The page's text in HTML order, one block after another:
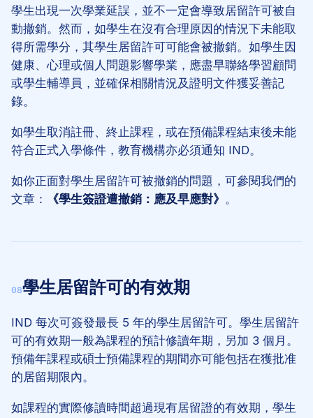
學生出現一次學業延誤，並不一定會導致居留許可被自
動撤銷。然而，如學生在沒有合理原因的情況下未能取
得所需學分，其學生居留許可可能會被撤銷。如學生因
健康、心理或個人問題影響學業，應盡早聯絡學習顧問
或學生輔導員，並確保相關情況及證明文件獲妥善記
錄。
如學生取消註冊、終止課程，或在預備課程結束後未能
符合正式入學條件，教育機構亦必須通知 IND。
如你正面對學生居留許可被撤銷的問題，可參閱我們的
文章：
《學生簽證遭撤銷：應及早應對》 。
08學生居留許可的有效期
IND 每次可簽發最長 5 年的學生居留許可。學生居留許
可的有效期一般為課程的預計修讀年期，另加 3 個月。
預備年課程或碩士預備課程的期間亦可能包括在獲批准
的居留期限內。
如課程的實際修讀時間超過現有居留證的有效期，學生